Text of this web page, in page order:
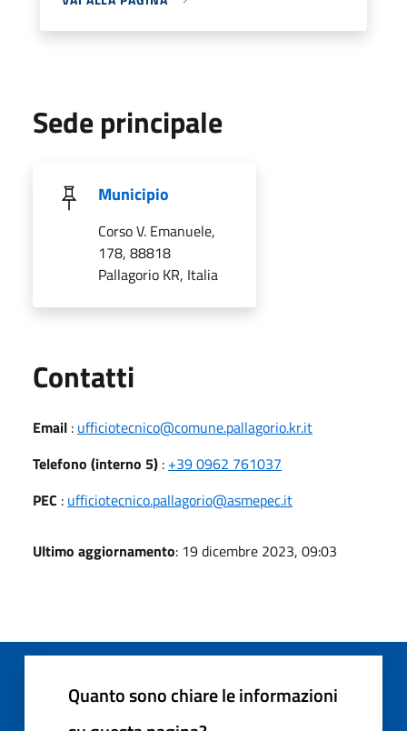
Sede principale
Municipio
Corso V. Emanuele,
178, 88818
Pallagorio KR, Italia
Contatti
Email : ufficiotecnico@comune.pallagorio.kr.it
Telefono (interno 5) : +39 0962 761037
PEC : ufficiotecnico.pallagorio@asmepec.it
Ultimo aggiornamento: 19 dicembre 2023, 09:03
Quanto sono chiare le informazioni